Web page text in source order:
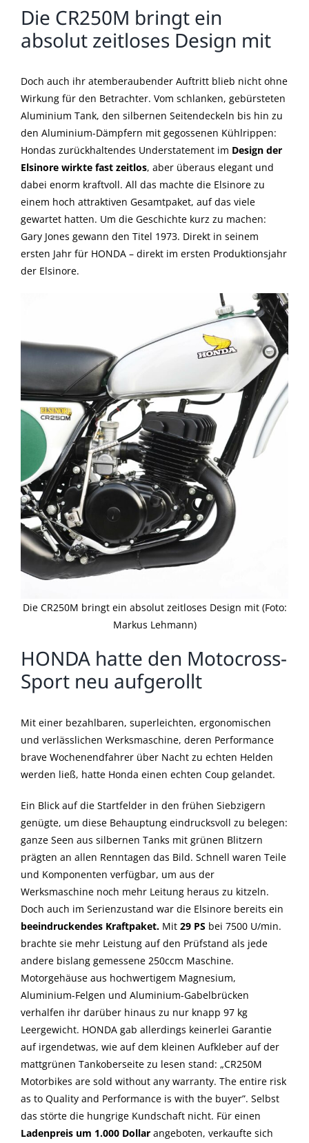
Die CR250M bringt ein
absolut zeitloses Design mit
Doch auch ihr atemberaubender Auftritt blieb nicht ohne
Wirkung für den Betrachter. Vom schlanken, gebürsteten
Aluminium Tank, den silbernen Seitendeckeln bis hin zu
den Aluminium-Dämpfern mit gegossenen Kühlrippen:
Hondas zurückhaltendes Understatement im Design der
Elsinore wirkte fast zeitlos, aber überaus elegant und
dabei enorm kraftvoll. All das machte die Elsinore zu
einem hoch attraktiven Gesamtpaket, auf das viele
gewartet hatten. Um die Geschichte kurz zu machen:
Gary Jones gewann den Titel 1973. Direkt in seinem
ersten Jahr für HONDA – direkt im ersten Produktionsjahr
der Elsinore.
Die CR250M bringt ein absolut zeitloses Design mit (Foto:
Markus Lehmann)
HONDA hatte den Motocross-
Sport neu aufgerollt
Mit einer bezahlbaren, superleichten, ergonomischen
und verlässlichen Werksmaschine, deren Performance
brave Wochenendfahrer über Nacht zu echten Helden
werden ließ, hatte Honda einen echten Coup gelandet.
Ein Blick auf die Startfelder in den frühen Siebzigern
genügte, um diese Behauptung eindrucksvoll zu belegen:
ganze Seen aus silbernen Tanks mit grünen Blitzern
prägten an allen Renntagen das Bild. Schnell waren Teile
und Komponenten verfügbar, um aus der
Werksmaschine noch mehr Leitung heraus zu kitzeln.
Doch auch im Serienzustand war die Elsinore bereits ein
beeindruckendes Kraftpaket. Mit29 PSbei 7500 U/min.
brachte sie mehr Leistung auf den Prüfstand als jede
andere bislang gemessene 250ccm Maschine.
Motorgehäuse aus hochwertigem Magnesium,
Aluminium-Felgen und Aluminium-Gabelbrücken
verhalfen ihr darüber hinaus zu nur knapp 97 kg
Leergewicht. HONDA gab allerdings keinerlei Garantie
auf irgendetwas, wie auf dem kleinen Aufkleber auf der
mattgrünen Tankoberseite zu lesen stand: „CR250M
Motorbikes are sold without any warranty. The entire risk
as to Quality and Performance is with the buyer”. Selbst
das störte die hungrige Kundschaft nicht. Für einen
Ladenpreis um 1.000 Dollarangeboten, verkaufte sich